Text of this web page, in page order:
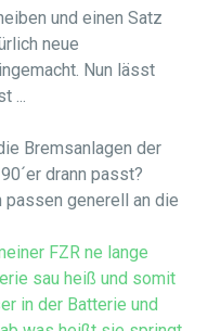
und einen Satz
neue
Nun lässt
Bremsanlagen der
drann passt?
passen generell an die
FZR ne lange
sau heiß und somit
in der Batterie und